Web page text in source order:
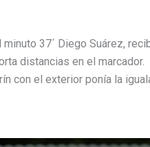
37´ Diego Suárez,
distancias en el marcador.
con el exterior ponía la